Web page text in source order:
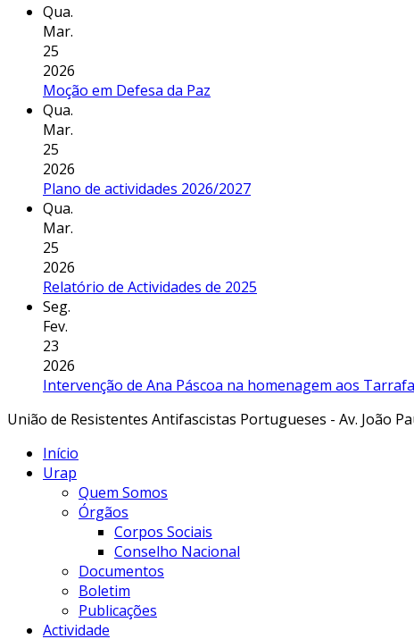
Qua.
Mar.
25
2026
Moção em Defesa da Paz
Qua.
Mar.
25
2026
Plano de actividades 2026/2027
Qua.
Mar.
25
2026
Relatório de Actividades de 2025
Seg.
Fev.
23
2026
Intervenção de Ana Páscoa na homenagem aos
União de Resistentes Antifascistas Portugueses - Av. João
Início
Urap
Quem Somos
Órgãos
Corpos Sociais
Conselho Nacional
Documentos
Boletim
Publicações
Actividade